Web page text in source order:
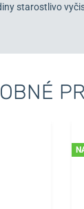
starostlivo